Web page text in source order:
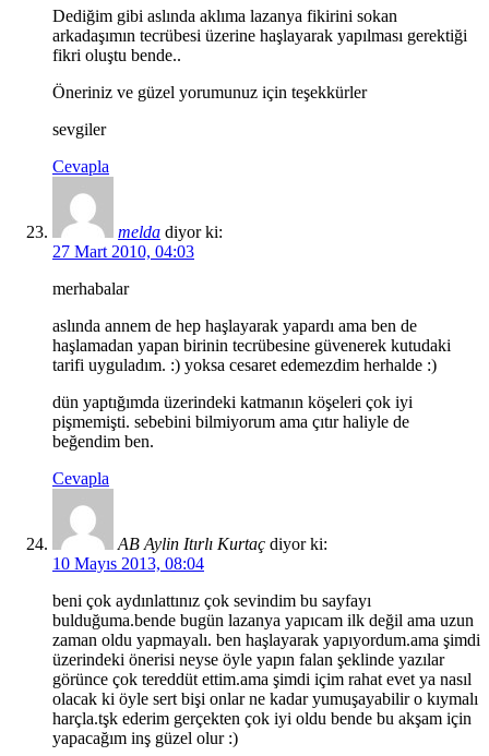
Dediğim gibi aslında aklıma lazanya fikirini sokan
arkadaşımın tecrübesi üzerine haşlayarak yapılması gerektiği
fikri oluştu bende..
Öneriniz ve güzel yorumunuz için teşekkürler
sevgiler
Cevapla
melda diyor ki:
27 Mart 2010, 04:03
merhabalar
aslında annem de hep haşlayarak yapardı ama ben de
haşlamadan yapan birinin tecrübesine güvenerek kutudaki
tarifi uyguladım. :) yoksa cesaret edemezdim herhalde :)
dün yaptığımda üzerindeki katmanın köşeleri çok iyi
pişmemişti. sebebini bilmiyorum ama çıtır haliyle de
beğendim ben.
Cevapla
AB Aylin Itırlı Kurtaç diyor ki:
10 Mayıs 2013, 08:04
beni çok aydınlattınız çok sevindim bu sayfayı
bulduğuma.bende bugün lazanya yapıcam ilk değil ama uzun
zaman oldu yapmayalı. ben haşlayarak yapıyordum.ama şimdi
üzerindeki önerisi neyse öyle yapın falan şeklinde yazılar
görünce çok tereddüt ettim.ama şimdi içim rahat evet ya nasıl
olacak ki öyle sert bişi onlar ne kadar yumuşayabilir o kıymalı
harçla.tşk ederim gerçekten çok iyi oldu bende bu akşam için
yapacağım inş güzel olur :)